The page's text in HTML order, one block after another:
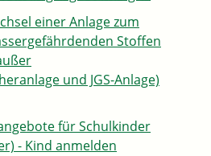
einer Anlage zum
Stoffen
und JGS-Anlage)
für Schulkinder
- Kind anmelden